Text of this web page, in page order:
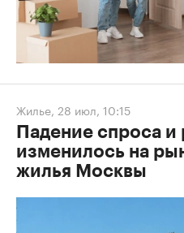
Жилье, 28 июл, 10:15
Падение спроса и
изменилось на
жилья Москвы